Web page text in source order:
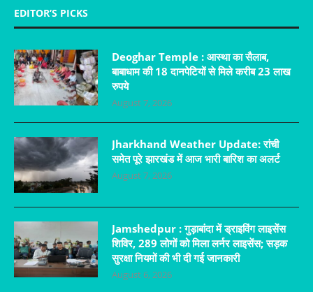
EDITOR’S PICKS
Deoghar Temple : आस्था का सैलाब,
बाबाधाम की 18 दानपेटियों से मिले करीब 23 लाख
रुपये
August 7, 2026
Jharkhand Weather Update: रांची
समेत पूरे झारखंड में आज भारी बारिश का अलर्ट
August 7, 2026
Jamshedpur : गुड़ाबांदा में ड्राइविंग लाइसेंस
शिविर, 289 लोगों को मिला लर्नर लाइसेंस; सड़क
सुरक्षा नियमों की भी दी गई जानकारी
August 6, 2026